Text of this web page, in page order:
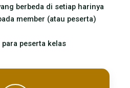
berbeda di setiap harinya
member (atau peserta)
peserta kelas